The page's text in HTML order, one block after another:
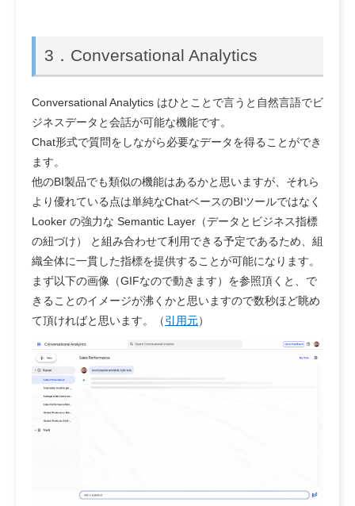
3．Conversational Analytics
Conversational Analytics はひとことで言うと自然言語でビ
ジネスデータと会話が可能な機能です。
Chat形式で質問をしながら必要なデータを得ることができ
ます。
他のBI製品でも類似の機能はあるかと思いますが、それら
より優れている点は単純なChatベースのBIツールではなく
Looker の強力な Semantic Layer（データとビジネス指標
の紐づけ） と組み合わせて利用できる予定であるため、組
織全体に一貫した指標を提供することが可能になります。
まず以下の画像（GIFなので動きます）を参照頂くと、で
きることのイメージが沸くかと思いますので数秒ほど眺め
て頂ければと思います。（引用元）